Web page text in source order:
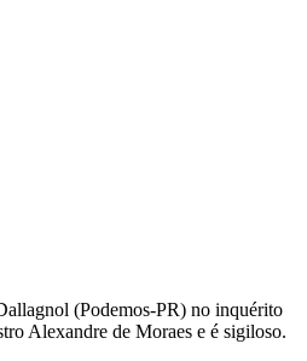
(Podemos-PR) no inquérito
Alexandre de Moraes e é sigiloso.